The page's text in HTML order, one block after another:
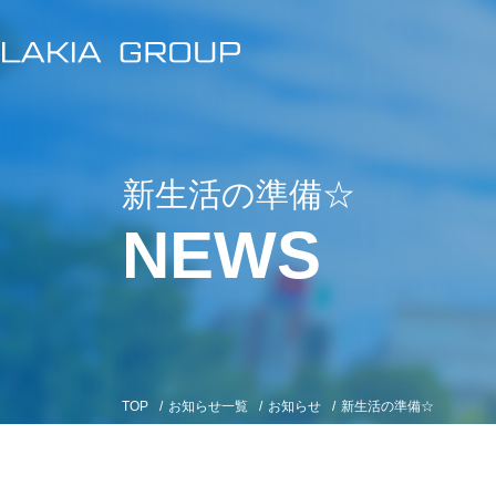
新生活の準備☆
NEWS
TOP / お知らせ一覧 / お知らせ / 新生活の準備☆